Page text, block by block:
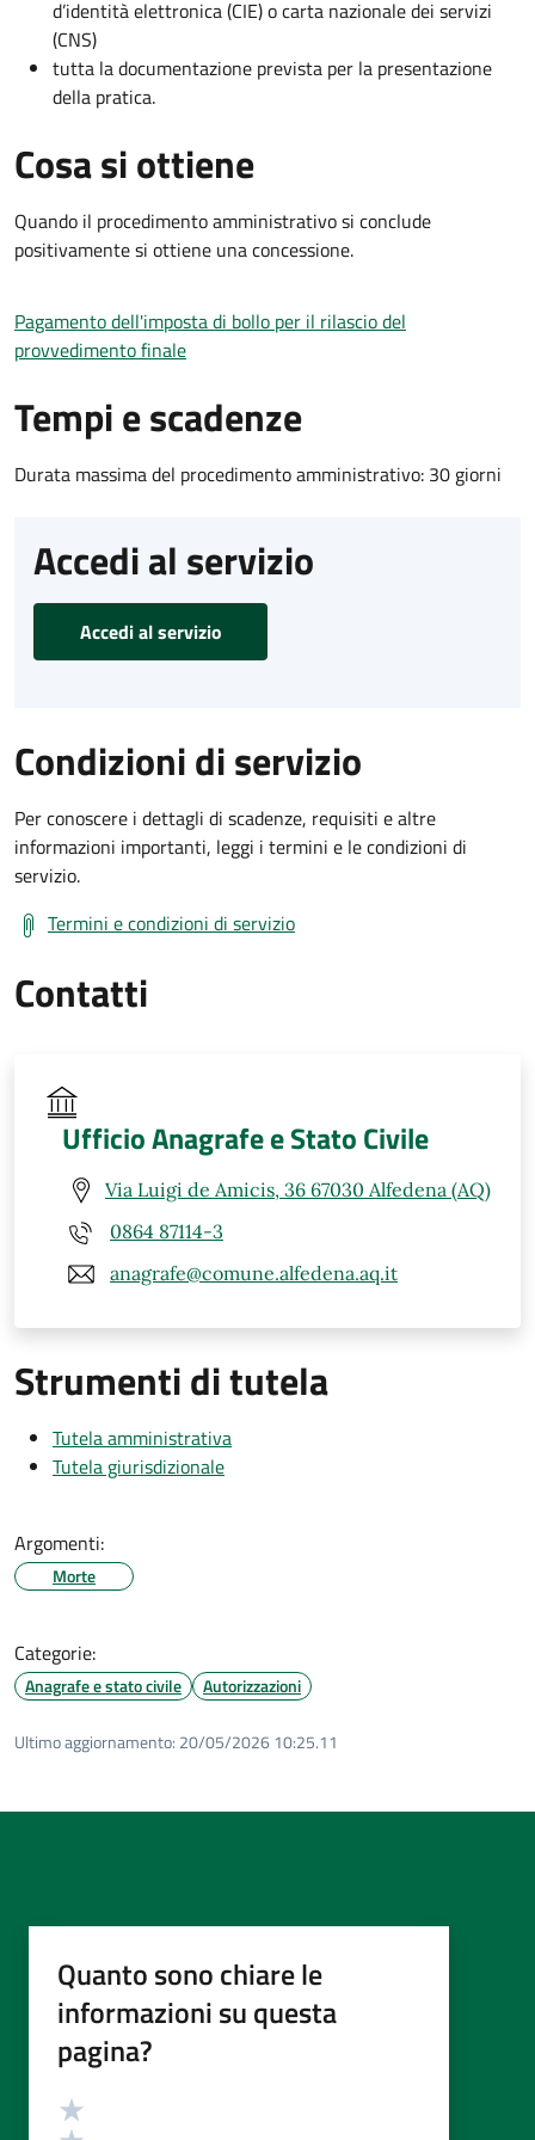
d’identità elettronica (CIE) o carta nazionale dei servizi
(CNS)
tutta la documentazione prevista per la presentazione
della pratica.
Cosa si ottiene
Quando il procedimento amministrativo si conclude
positivamente si ottiene una concessione.
Pagamento dell'imposta di bollo per il rilascio del
provvedimento finale
Tempi e scadenze
Durata massima del procedimento amministrativo: 30 giorni
Accedi al servizio
Accedi al servizio
Condizioni di servizio
Per conoscere i dettagli di scadenze, requisiti e altre
informazioni importanti, leggi i termini e le condizioni di
servizio.
Termini e condizioni di servizio
Contatti
Ufficio Anagrafe e Stato Civile
Via Luigi de Amicis, 36 67030 Alfedena (AQ)
0864 87114-3
anagrafe@comune.alfedena.aq.it
Strumenti di tutela
Tutela amministrativa
Tutela giurisdizionale
Argomenti:
Morte
Categorie:
Anagrafe e stato civile Autorizzazioni
Ultimo aggiornamento: 20/05/2026 10:25.11
Quanto sono chiare le
informazioni su questa
pagina?
Valutazione